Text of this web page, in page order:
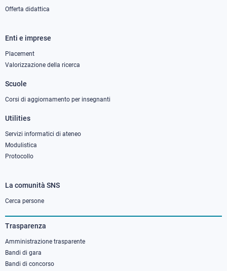
Offerta didattica
Footer
column
Enti e imprese
Placement
Valorizzazione della ricerca
Scuole
Corsi di aggiornamento per insegnanti
Utilities
Servizi informatici di ateneo
Modulistica
Protocollo
Footer
column
3
La comunità SNS
Cerca persone
Trasparenza
Amministrazione trasparente
Bandi di gara
Bandi di concorso